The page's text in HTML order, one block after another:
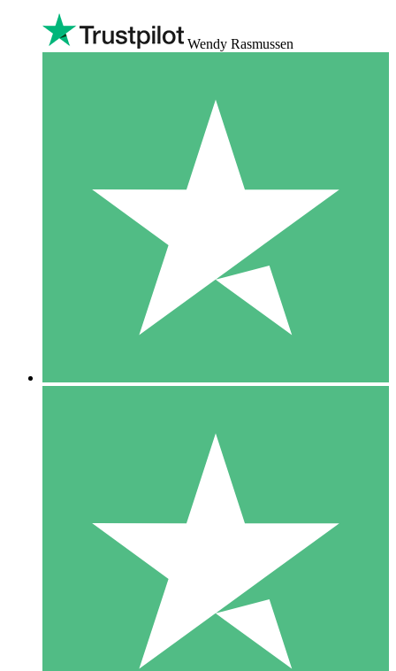
Wendy Rasmussen